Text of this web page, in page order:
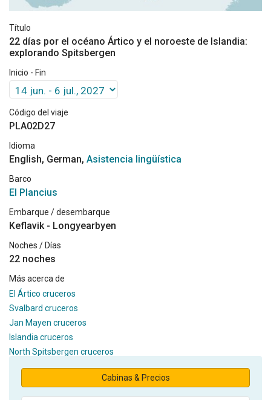
Título
22 días por el océano Ártico y el noroeste de Islandia:
explorando Spitsbergen
Inicio - Fin
Código del viaje
PLA02D27
Idioma
English, German, Asistencia lingüística
Barco
El Plancius
Embarque / desembarque
Keflavik - Longyearbyen
Noches / Días
22 noches
Más acerca de
El Ártico cruceros
Svalbard cruceros
Jan Mayen cruceros
Islandia cruceros
North Spitsbergen cruceros
Cabinas & Precios